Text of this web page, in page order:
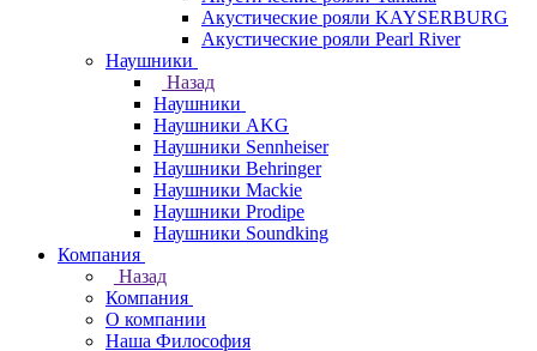
Акустические рояли KAYSERBURG
Акустические рояли Pearl River
Наушники
Назад
Наушники
Наушники AKG
Наушники Sennheiser
Наушники Behringer
Наушники Mackie
Наушники Prodipe
Наушники Soundking
Компания
Назад
Компания
О компании
Наша Философия